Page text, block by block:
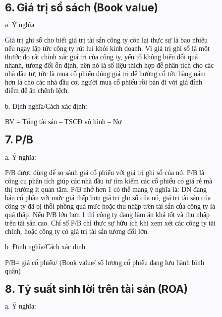
6. Giá trị sổ sách (Book value)
a. Ý nghĩa:
Giá trị ghi sổ cho biết giá trị tài sản công ty còn lại thực sự là bao nhiêu
nếu ngay lập tức công ty rút lui khỏi kinh doanh. Vì giá trị ghi sổ là một
thước đo rất chính xác giá trị của công ty, yếu tố không biến đổi quá
nhanh, tương đối ổn định, nên nó là số liệu thích hợp để phân tích cho các
nhà đầu tư, tức là mua cổ phiếu đúng giá trị để hưởng cổ tức hàng năm
hơn là cho các nhà đầu cơ, người mua cổ phiếu rồi bán đi với giá đỉnh
điểm để ăn chênh lệch.
b. Định nghĩa/Cách xác định:
BV = Tổng tài sản – TSCĐ vô hình – Nợ
7. P/B
a. Ý nghĩa:
P/B được dùng để so sánh giá cổ phiếu với giá trị ghi sổ của nó. P/B là
công cụ phân tích giúp các nhà đầu tư tìm kiếm các cổ phiếu có giá rẻ mà
thị trường ít quan tâm. P/B nhở hơn 1 có thể mang ý nghĩa là: DN đang
bán cổ phần với mức giá thấp hơn giá trị ghi số của nó; giá trị tài sản của
công ty đã bị thổi phồng quá mức hoặc thu nhập trên tài sản của công ty là
quá thấp. Nếu P/B lớn hơn 1 thì công ty đang làm ăn khá tốt và thu nhập
trên tài sản cao. Chỉ số P/B chỉ thực sự hữu ích khi xem xét các công ty tài
chính, hoặc công ty có giá trị tài sản tương đối lớn.
b. Định nghĩa/Cách xác định:
P/B= giá cổ phiếu/ (Book value/ số lượng cổ phiếu đang lưu hành bình
quân)
8. Tỷ suất sinh lời trên tài sản (ROA)
a. Ý nghĩa: